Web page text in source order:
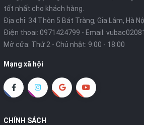
tốt nhất cho khách hàng.
Địa chỉ: 34 Thôn 5 Bát Tràng, Gia Lâm, Hà
Điện thoại: 0971424799 - Email:
Mở cửa: Thứ 2 - Chủ nhật: 9:00 - 18:00
Mạng xã hội
CHÍNH SÁCH